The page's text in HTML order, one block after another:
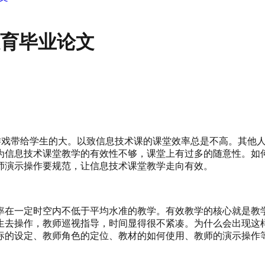
毕业论文
带给学生的大。以致信息技术课的课堂效率总是不高。其他
息技术课堂教学的有效性不够，课堂上有过多的随意性。
示操作要规范，让信息技术课堂教学走向有效。
一定时空内不低于平均水准的教学。有效教学的核心就是
操作，教师巡视指导，时间显得很不紧凑。为什么会出现
设定、教师角色的定位、教材的如何使用、教师的演示操